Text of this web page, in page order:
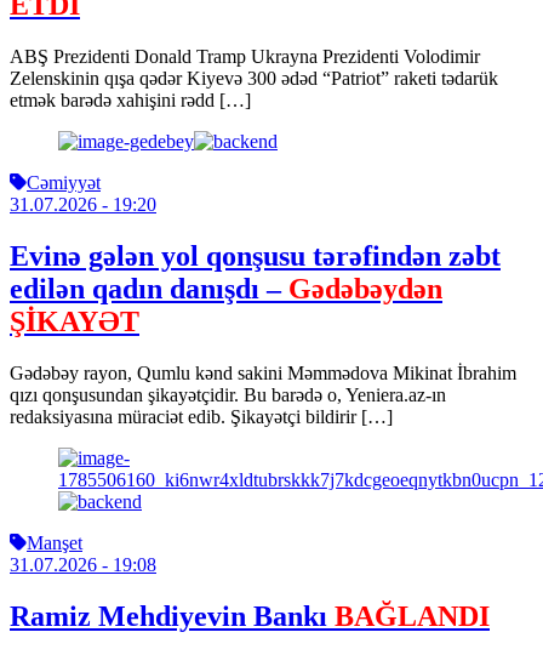
ABŞ Prezidenti Donald Tramp Ukrayna Prezidenti Volodimir
Zelenskinin qışa qədər Kiyevə 300 ədəd “Patriot” raketi tədarük
etmək barədə xahişini rədd […]
Cəmiyyət
31.07.2026 - 19:20
Evinə gələn yol qonşusu tərəfindən zəbt
edilən qadın danışdı – Gədəbəydən
ŞİKAYƏT
Gədəbəy rayon, Qumlu kənd sakini Məmmədova Mikinat İbrahim
qızı qonşusundan şikayətçidir. Bu barədə o, Yeniera.az-ın
redaksiyasına müraciət edib. Şikayətçi bildirir […]
Manşet
31.07.2026 - 19:08
Ramiz Mehdiyevin Bankı BAĞLANDI